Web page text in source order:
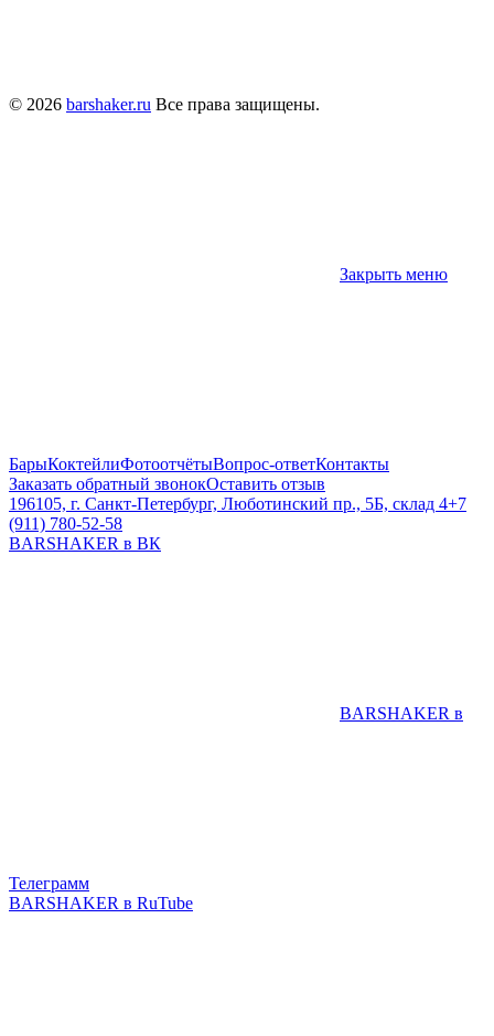
© 2026 barshaker.ru Все права защищены.
Закрыть меню
БарыКоктейлиФотоотчётыВопрос-ответКонтакты
Заказать обратный звонокОставить отзыв
196105, г. Санкт-Петербург, Люботинский пр., 5Б, склад 4+7
(911) 780-52-58
BARSHAKER в ВК
BARSHAKER в
Телеграмм
BARSHAKER в RuTube